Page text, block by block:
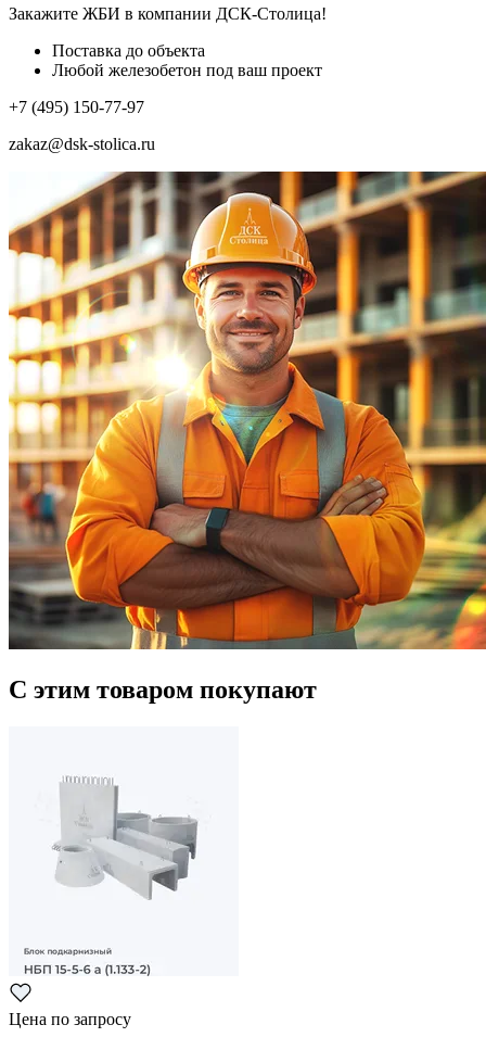
Закажите ЖБИ в компании ДСК-Столица!
Поставка до объекта
Любой железобетон под ваш проект
+7 (495) 150-77-97
zakaz@dsk-stolica.ru
С этим товаром покупают
Цена по запросу